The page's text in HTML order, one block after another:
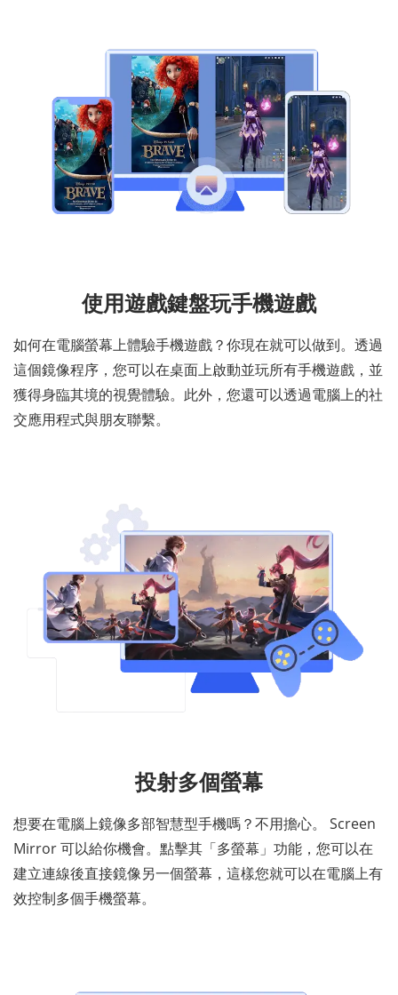
使用遊戲鍵盤玩手機遊戲
如何在電腦螢幕上體驗手機遊戲？你現在就可以做到。透過
這個鏡像程序，您可以在桌面上啟動並玩所有手機遊戲，並
獲得身臨其境的視覺體驗。此外，您還可以透過電腦上的社
交應用程式與朋友聯繫。
投射多個螢幕
想要在電腦上鏡像多部智慧型手機嗎？不用擔心。 Screen
Mirror 可以給你機會。點擊其「多螢幕」功能，您可以在
建立連線後直接鏡像另一個螢幕，這樣您就可以在電腦上有
效控制多個手機螢幕。